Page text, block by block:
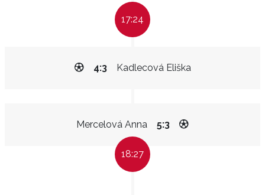
17:24
Kadlecová Eliška
4:3
Mercelová Anna 5:3
18:27